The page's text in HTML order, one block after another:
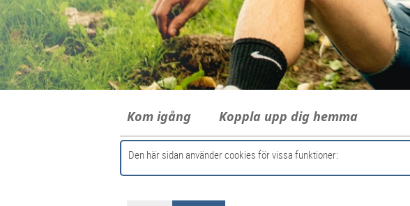
Kom igång Koppla upp dig hemma
Den här sidan använder cookies för vissa funktioner: